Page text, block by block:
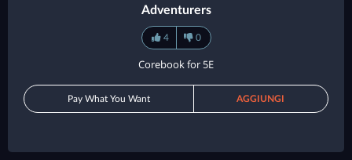
Adventurers
4 0
Corebook for 5E
Pay What You Want AGGIUNGI